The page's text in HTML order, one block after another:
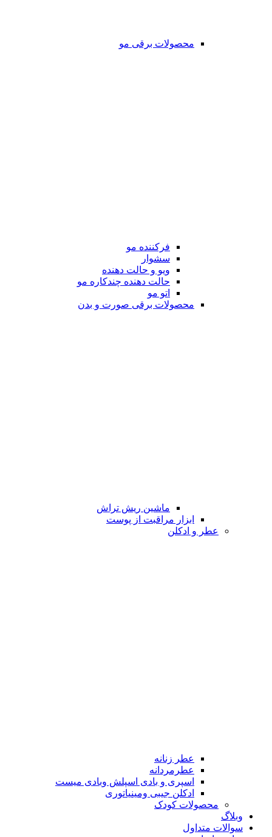
محصولات برقی مو
فرکننده مو
سشوار
ویو و حالت دهنده
حالت دهنده چندکاره مو
اتو مو
محصولات برقی صورت و بدن
ماشین ریش تراش
ابزار مراقبت از پوست
عطر و ادکلن
عطر زنانه
عطرمردانه
اسپری و بادی اسپلش وبادی میست
ادکلن جیبی ومینیاتوری
محصولات کودک
وبلاگ
سوالات متداول